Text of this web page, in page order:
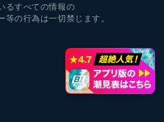
るすべての情報の
等の行為は一切禁じます。